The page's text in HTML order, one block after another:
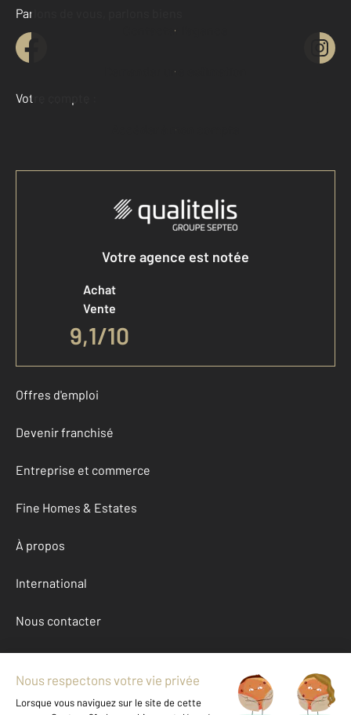
Contacter l'agence
Demander une estimation
Parlons de vous, parlons biens
Votre compte :
Accéder à mon compte
Votre agence est notée
Achat
Vente
9,1/10
Offres d'emploi
Devenir franchisé
Entreprise et commerce
Fine Homes & Estates
À propos
International
Nous contacter
Mentions légales & CGU et Barèmes d'honoraires
Données personnelles